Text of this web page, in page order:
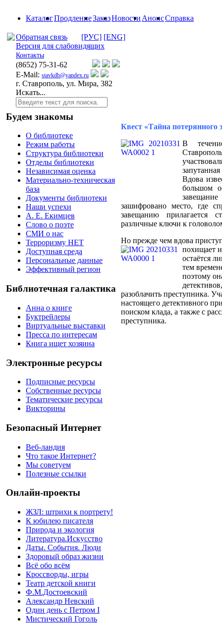
КаталогПродлениеЗаказНовости АнонсСправка
Обратная связь [РУС] [ENG]
Версия для слабовидящих
Контакты
(8652) 75-31-62
E-Mail: stavkdb@yandex.ru
г. Ставрополь, ул. Мира, 382
Искать...
Будем знакомы
О библиотеке
Режим работы
Структура библиотеки
Отделы библиотеки
Независимая оценка
Материально-техническая
база
Документы библиотеки
Наши успехи
А. Е. Екимцев
Слово о поэте
СМИ о нас
Терроризму НЕТ
Доступная среда
Персональные данные
Эффективный регион
Библиотечная галактика
Анна о книге
Буктрейлеры
Виртуальные выставки
Пресса по интересам
Книга ищет хозяина
Электронные ресурсы
Подписные ресурсы
Собственные ресурсы
Тематические ресурсы
Викторины
Безопасный Интернет
Веб-ландия
Что такое Интернет?
Мы советуем
Полезные ссылки
Онлайн-проекты
ЖЗЛ: штрихи к портрету!
К юбилею писателя
Природа и экология
Литература.Искусство
Даты. События. Люди
Здоровый образ жизни
Всё обо всём
Кроссворды, игры
Театр детской книги
Ф.М.Достоевский
Александр Невский
Один день с Петром I
Мистический Гоголь
Квест «Тайна потерянного
В
Вдова
большом
зашифровано место, где
завещанию прилагается
различные ключи к
Но прежде чем вдова
похищает
остаётся
тем
поэтому
разоблачить преступника.
настоящего детективного
поиском клада, а также с
преступника.